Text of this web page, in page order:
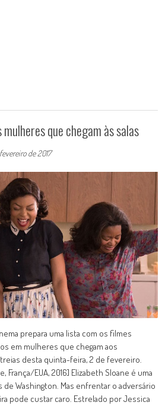
que chegam às salas
de 2017
prepara uma lista com os filmes
em mulheres que chegam aos
desta quinta-feira, 2 de fevereiro.
França/EUA, 2016] Elizabeth Sloane é uma
de Washington. Mas enfrentar o adversário
pode custar caro. Estrelado por Jessica